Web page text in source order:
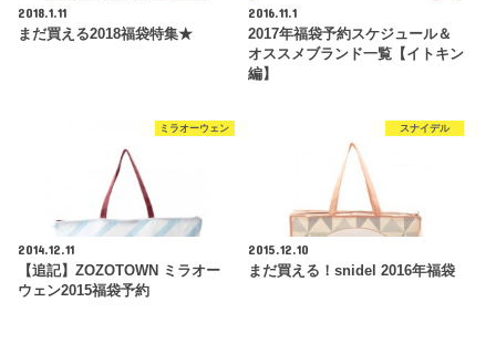
2018.1.11
まだ買える2018福袋特集★
2016.11.1
2017年福袋予約スケジュール＆
オススメブランド一覧【イトキン
編】
ミラオーウェン
2014.12.11
【追記】ZOZOTOWN ミラオー
ウェン2015福袋予約
スナイデル
2015.12.10
まだ買える！snidel 2016年福袋